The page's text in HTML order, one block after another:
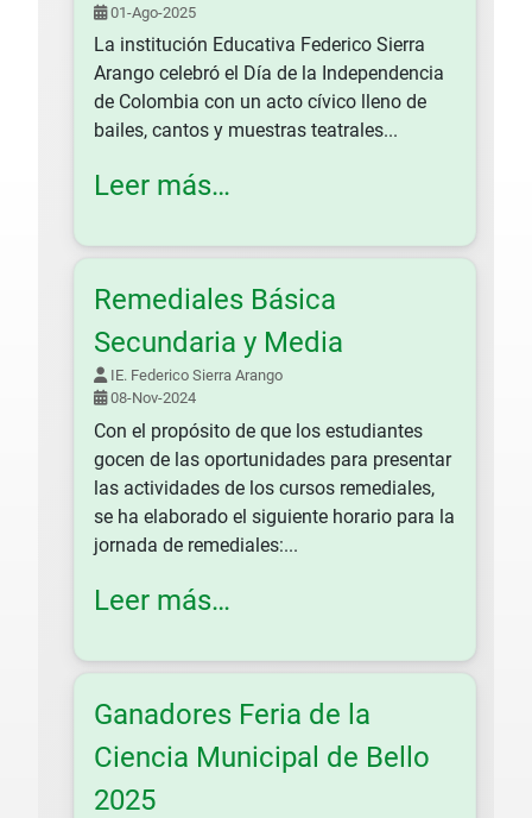
01-Ago-2025
La institución Educativa Federico Sierra
Arango celebró el Día de la Independencia
de Colombia con un acto cívico lleno de
bailes, cantos y muestras teatrales...
Leer más…
Remediales Básica
Secundaria y Media
IE. Federico Sierra Arango
08-Nov-2024
Con el propósito de que los estudiantes
gocen de las oportunidades para presentar
las actividades de los cursos remediales,
se ha elaborado el siguiente horario para la
jornada de remediales:...
Leer más…
Ganadores Feria de la
Ciencia Municipal de Bello
2025